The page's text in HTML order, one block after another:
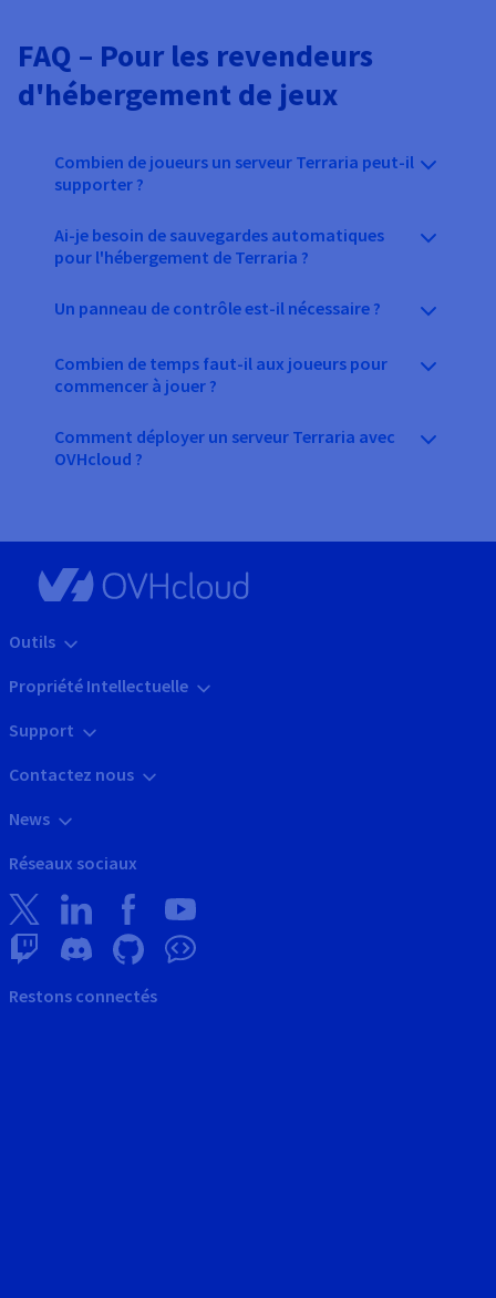
FAQ – Pour les revendeurs
d'hébergement de jeux
Combien de joueurs un serveur Terraria peut-il
supporter ?
Ai-je besoin de sauvegardes automatiques
pour l'hébergement de Terraria ?
Un panneau de contrôle est-il nécessaire ?
Combien de temps faut-il aux joueurs pour
commencer à jouer ?
Comment déployer un serveur Terraria avec
OVHcloud ?
Outils
Propriété Intellectuelle
Support
Contactez nous
News
Réseaux sociaux
Restons connectés